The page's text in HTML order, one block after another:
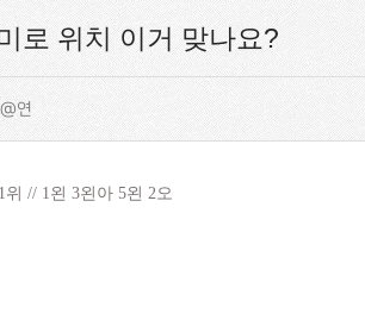
로 위치 이거 맞나요?
연
위 // 1왼 3왼아 5왼 2오